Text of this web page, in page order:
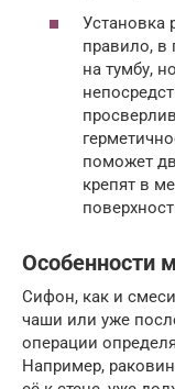
Установка
правило, в
на тумбу,
поможет
крепят в
Особенности
Сифон, как и
чаши или уже
операции
Например,